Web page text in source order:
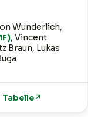
Wunderlich,
, Vincent
Braun, Lukas
Tabelle↗